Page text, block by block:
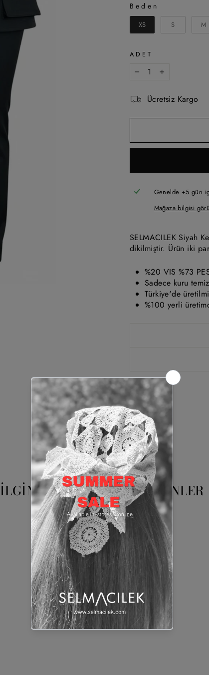
Beden
BEDEN
XS
S M
ADET
+
Ücretsiz Kargo
Genelde +5 gün
Mağaza bilgisi
SELMACILEK Siyah
dikilmiştir. Ürün iki
%20 VIS %73
Sadece kuru
Türkiye'de
%100 yerli
İLGINIZI ÇEKEBİLECEK ÜRÜNLER